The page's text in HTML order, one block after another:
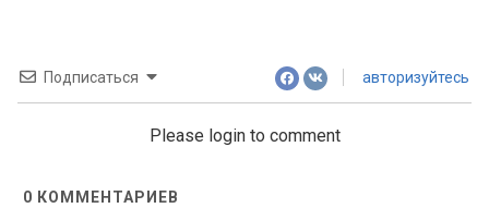
Подписаться авторизуйтесь
Please login to comment
0 КОММЕНТАРИЕВ